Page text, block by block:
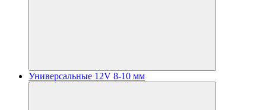
Универсальные 12V 8-10 мм